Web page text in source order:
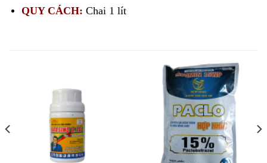
QUY CÁCH: Chai 1 lít